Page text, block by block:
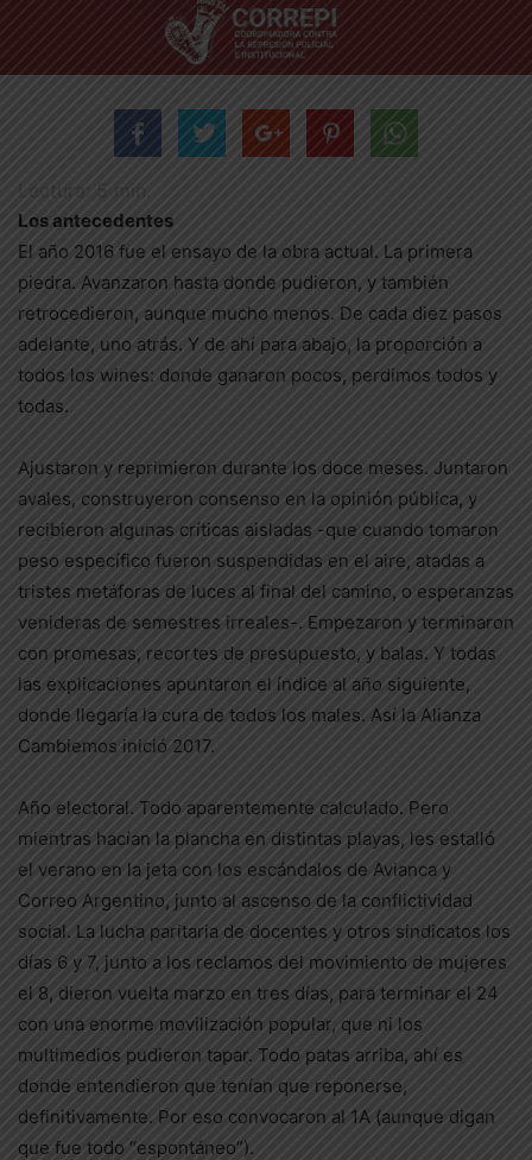
Los antecedentes
El año 2016 fue el ensayo de la obra actual. La primera
piedra. Avanzaron hasta donde pudieron, y también
retrocedieron, aunque mucho menos. De cada diez pasos
adelante, uno atrás. Y de ahí para abajo, la proporción a
todos los wines: donde ganaron pocos, perdimos todos y
todas.
Ajustaron y reprimieron durante los doce meses. Juntaron
avales, construyeron consenso en la opinión pública, y
recibieron algunas críticas aisladas -que cuando tomaron
peso específico fueron suspendidas en el aire, atadas a
tristes metáforas de luces al final del camino, o esperanzas
venideras de semestres irreales-. Empezaron y terminaron
con promesas, recortes de presupuesto, y balas. Y todas
las explicaciones apuntaron el índice al año siguiente,
donde llegaría la cura de todos los males. Así la Alianza
Cambiemos inició 2017.
Año electoral. Todo aparentemente calculado. Pero
mientras hacían la plancha en distintas playas, les estalló
el verano en la jeta con los escándalos de Avianca y
Correo Argentino, junto al ascenso de la conflictividad
social. La lucha paritaria de docentes y otros sindicatos los
días 6 y 7, junto a los reclamos del movimiento de mujeres
el 8, dieron vuelta marzo en tres días, para terminar el 24
con una enorme movilización popular, que ni los
multimedios pudieron tapar. Todo patas arriba, ahí es
donde entendieron que tenían que reponerse,
definitivamente. Por eso convocaron al 1A (aunque digan
que fue todo “espontáneo”).